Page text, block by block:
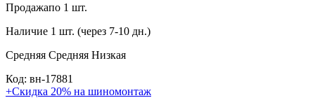
Продажапо 1 шт.
Наличие 1 шт. (через 7-10 дн.)
Средняя Средняя Низкая
Код: вн-17881
+Скидка 20% на шиномонтаж